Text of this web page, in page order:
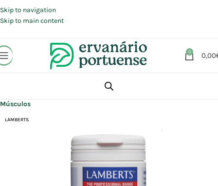
Skip to navigation
Skip to main content
0 0,00
Suplementos alimentares
Músculos
LAMBERTS